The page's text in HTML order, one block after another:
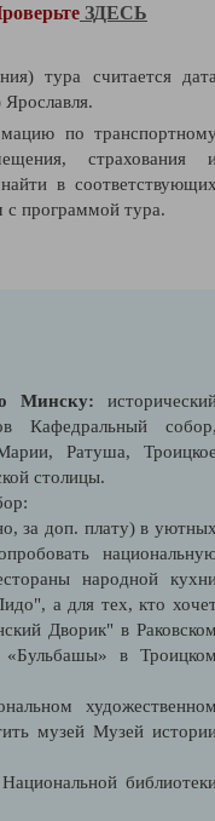
ЗДЕСЬ
тура считается
Ярославля.
по
страхования
в
программой тура.
Минску:
Кафедральный
Ратуша,
столицы.
за доп. плату) в
народной
а для тех, кто
Дворик" в
«Бульбашы» в
музей Музей